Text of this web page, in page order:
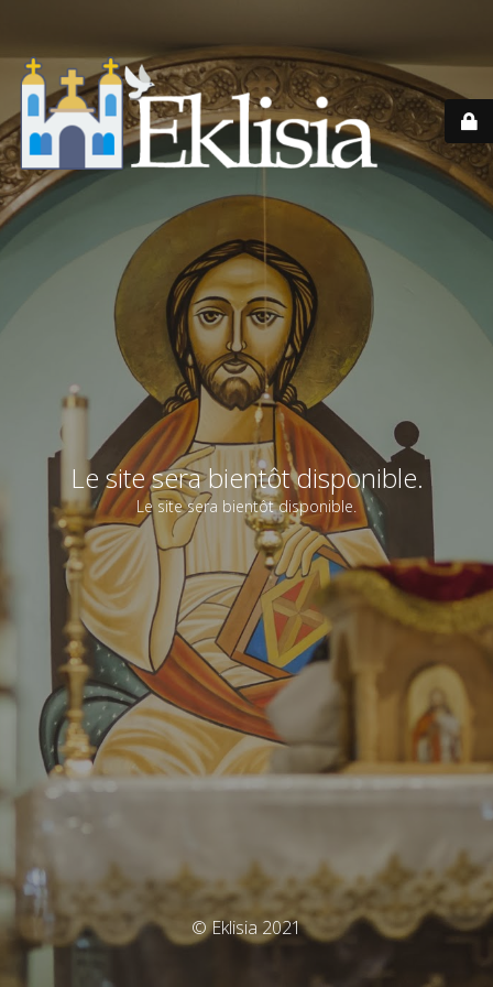
Le site sera bientôt disponible.
Le site sera bientôt disponible.
© Eklisia 2021